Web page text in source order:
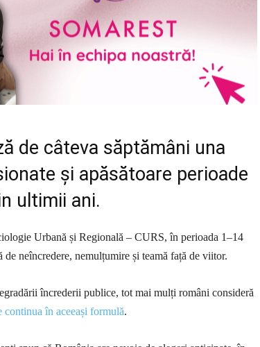
de câteva săptămâni una
și apăsătoare perioade
ultimii ani.
Urbană și Regională – CURS, în perioada 1–14
neîncredere, nemulțumire și teamă față de viitor.
încrederii publice, tot mai mulți români consideră
continua în aceeași formulă.